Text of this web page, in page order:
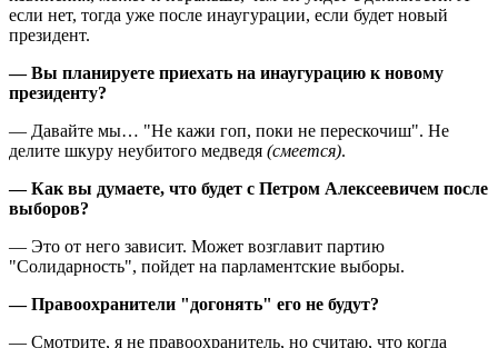
если нет, тогда уже после инаугурации, если будет новый
президент.
—Вы планируете приехать на инаугурацию к новому
президенту?
— Давайте мы… "Не кажи гоп, поки не перескочиш". Не
делите шкуру неубитого медведя (смеется).
—Как вы думаете, что будет с Петром Алексеевичем после
выборов?
— Это от него зависит. Может возглавит партию
"Солидарность", пойдет на парламентские выборы.
—Правоохранители "догонять" его не будут?
— Смотрите, я не правоохранитель, но считаю, что когда